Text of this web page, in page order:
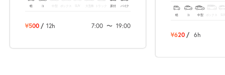
軽 コ 中型 ボックス SUV 大型車 トラック 原付 バイク
¥500 / 12h 7:00 〜 19:00
軽 コ 中型 ボックス
¥620 / 6h